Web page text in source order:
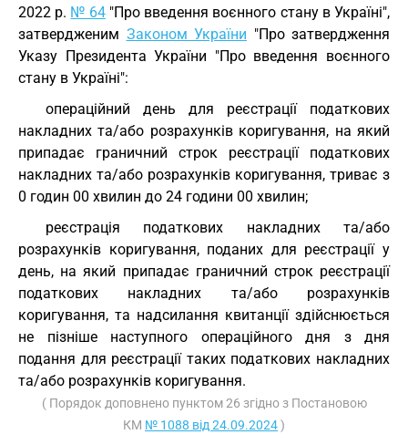
2022 р. № 64"Про введення воєнного стану в Україні",
затвердженим Законом України "Про затвердження
Указу Президента України "Про введення воєнного
стану в Україні":
операційний день для реєстрації податкових
накладних та/або розрахунків коригування, на який
припадає граничний строк реєстрації податкових
накладних та/або розрахунків коригування, триває з
0 годин 00 хвилин до 24 години 00 хвилин;
реєстрація податкових накладних та/або
розрахунків коригування, поданих для реєстрації у
день, на який припадає граничний строк реєстрації
податкових накладних та/або розрахунків
коригування, та надсилання квитанції здійснюється
не пізніше наступного операційного дня з дня
подання для реєстрації таких податкових накладних
та/або розрахунків коригування.
( Порядок доповнено пунктом 26 згідно з Постановою
КМ № 1088 від 24.09.2024)